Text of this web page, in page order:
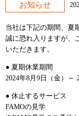
お知らせ
当社は下記の期間、夏
誠に恐れ入りますが、
いただきます。
● 夏期休業期間
2024年8月9日（金）～
● 休止するサービス
FAMOの見学